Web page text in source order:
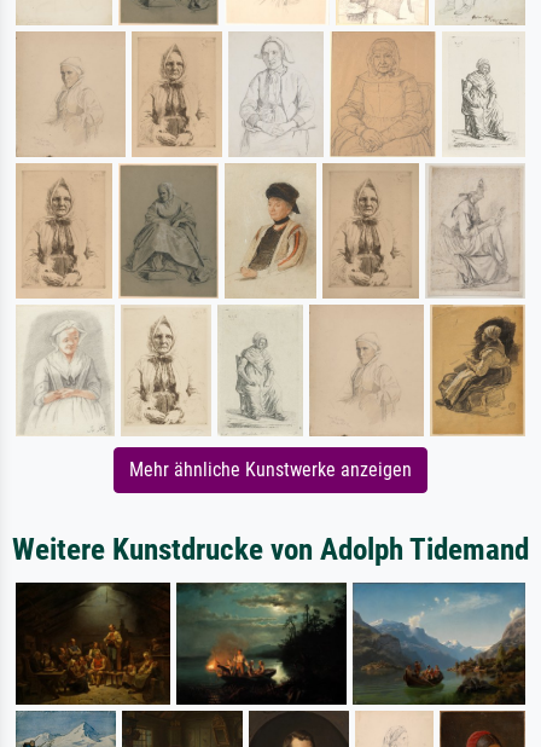
Mehr ähnliche Kunstwerke anzeigen
Weitere Kunstdrucke von Adolph Tidemand